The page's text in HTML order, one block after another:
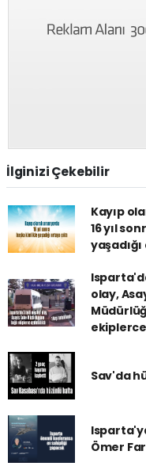
İlginizi Çekebilir
Kayıp
16 yıl
olay,
ekiplerce
Sav'da
Ömer